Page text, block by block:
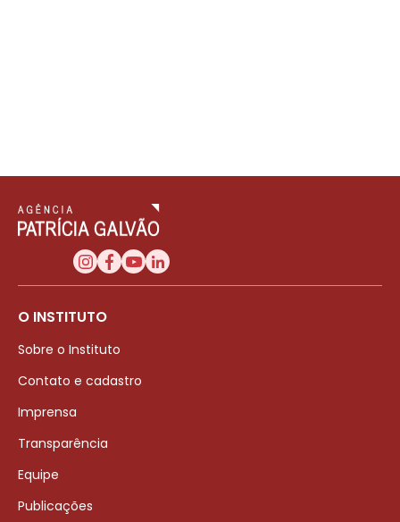
O INSTITUTO
Sobre o Instituto
Contato e cadastro
Imprensa
Transparência
Equipe
Publicações